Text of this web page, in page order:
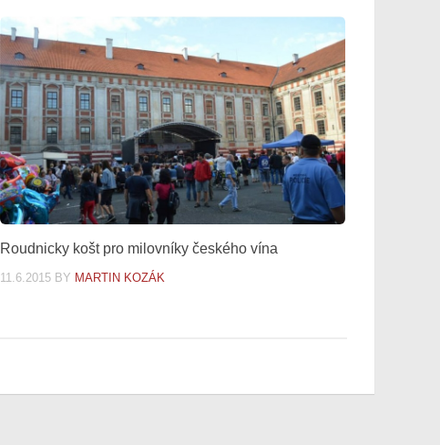
Roudnicky košt pro milovníky českého vína
11.6.2015 BY MARTIN KOZÁK